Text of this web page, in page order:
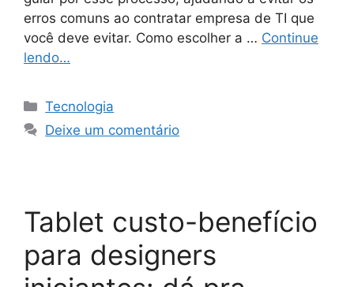
erros comuns ao contratar empresa de TI que
você deve evitar. Como escolher a … Continue
lendo…
Categorias
Tecnologia
Deixe um comentário
Tablet custo-benefício
para designers